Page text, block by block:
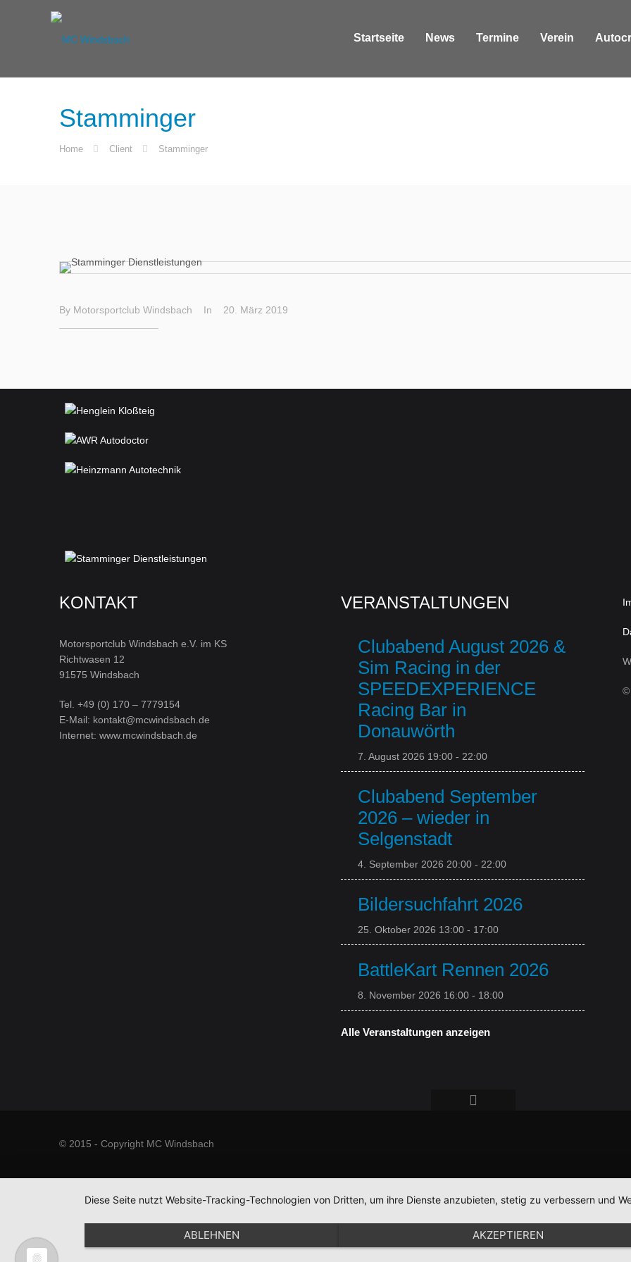
Startseite News Termine Verein
Stamminger
Home Client Stamminger
By Motorsportclub Windsbach In 20. März 2019
KONTAKT
Motorsportclub Windsbach e.V. im KS
Richtwasen 12
91575 Windsbach
Tel. +49 (0) 170 – 7779154
E-Mail: kontakt@mcwindsbach.de
Internet: www.mcwindsbach.de
VERANSTALTUNGEN
Clubabend August 2026 &
Sim Racing in der
SPEEDEXPERIENCE
Racing Bar in
Donauwörth
7. August 2026 19:00- 22:00
Clubabend September
2026 – wieder in
Selgenstadt
4. September 2026 20:00- 22:00
Bildersuchfahrt 2026
25. Oktober 2026 13:00- 17:00
BattleKart Rennen 2026
8. November 2026 16:00- 18:00
Alle Veranstaltungen anzeigen
©
© 2015 - Copyright MC Windsbach
Diese Seite nutzt Website-Tracking-Technologien von Dritten, um ihre Dienste anzubieten, stetig zu verbessern und
ABLEHNEN AKZEPTIEREN